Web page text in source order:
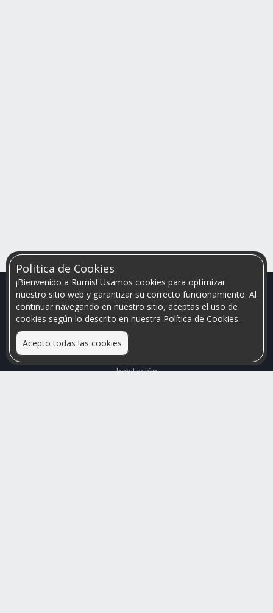
Politica de Cookies
¡Bienvenido a Rumis! Usamos cookies para optimizar
nuestro sitio web y garantizar su correcto funcionamiento. Al
continuar navegando en nuestro sitio, aceptas el uso de
cookies según lo descrito en nuestra Política de Cookies.
Acepto todas las cookies
Relacionamos personas que arriendan con las que buscan una
habitación